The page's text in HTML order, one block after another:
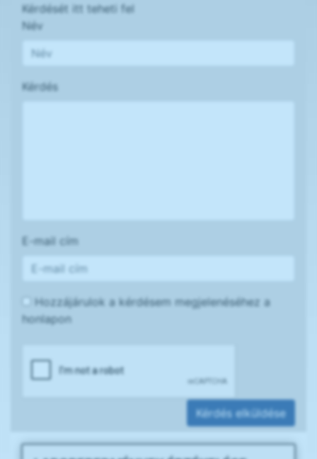
Kérdését itt teheti fel
Név
Kérdés
E-mail cím
Hozzájárulok a kérdésem megjelenéséhez a
honlapon
Kérdés elküldése